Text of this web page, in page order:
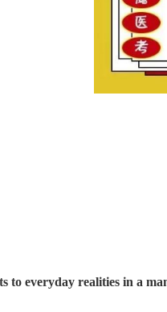
to everyday realities in a